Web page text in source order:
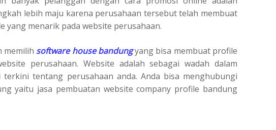
lebih maju karena perusahaan tersebut telah membuat
yang menarik pada website perusahaan.
memilih software house bandungyang bisa membuat profile
perusahaan. Website adalah sebagai wadah dalam
terkini tentang perusahaan anda. Anda bisa menghubungi
yaitu jasa pembuatan website company profile bandung